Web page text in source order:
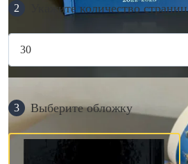
2 Укажите количество страниц
3 Выберите обложку